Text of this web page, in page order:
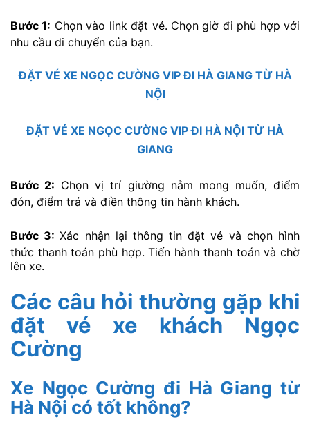
Bước 1: Chọn vào link đặt vé. Chọn giờ đi phù hợp với
nhu cầu di chuyển của bạn.
ĐẶT VÉ XE NGỌC CƯỜNG VIP ĐI HÀ GIANG TỪ HÀ
NỘI
ĐẶT VÉ XE NGỌC CƯỜNG VIP ĐI HÀ NỘI TỪ HÀ
GIANG
Bước 2: Chọn vị trí giường nằm mong muốn, điểm
đón, điểm trả và điền thông tin hành khách.
Bước 3:Xác nhận lại thông tin đặt vé và chọn hình
thức thanh toán phù hợp. Tiến hành thanh toán và chờ
lên xe.
Các câu hỏi thường gặp khi
đặt vé xe khách Ngọc
Cường
Xe Ngọc Cường đi Hà Giang từ
Hà Nội có tốt không?